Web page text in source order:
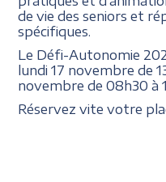
de vie des seniors et
spécifiques.
Le Défi-Autonomie
lundi 17 novembre de
novembre de 08h30 à
Réservez vite votre